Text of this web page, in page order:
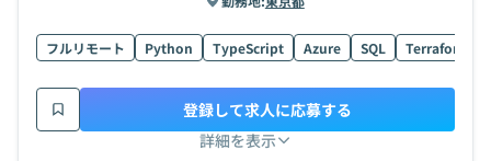
フルリモート Python TypeScript Azure SQL Terraform
詳細を表示
登録して求人に応募する